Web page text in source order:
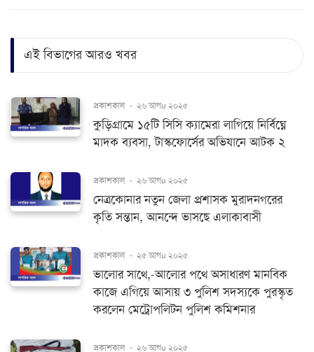
এই বিভাগের আরও খবর
প্রকাশকাল - ২৬ আগu ২০২৫
কুড়িগ্রামে ১৫টি সিসি ক্যামেরা লাগিয়ে নি‌র্বিঘ্নে
মাদক ব‌্যবসা, টাস্ক‌ফো‌র্সের অভিযা‌নে আটক ২
প্রকাশকাল - ২৬ আগu ২০২৫
নেত্রকোনার নতুন জেলা প্রশাসক মুরাদনগরের
কৃতি সন্তান, আনন্দে ভাসছে এলাকাবাসী
প্রকাশকাল - ২৫ আগu ২০২৫
ভালোর সাথে,-আলোর পথে অসাধারণ মানবিক
কাজে এগিয়ে আসায় ৩ পুলিশ সদস্যকে পুরস্কৃত
করলেন মেট্রোপলিটন পুলিশ কমিশনার
প্রকাশকাল - ২৬ আগu ২০২৫